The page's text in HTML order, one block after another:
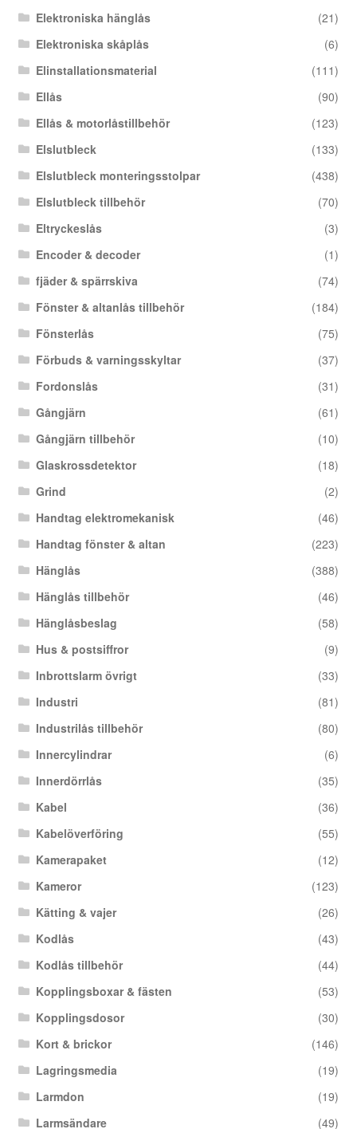
Elektroniska hänglås
(21)
Elektroniska skåplås
(6)
Elinstallationsmaterial
(111)
Ellås
(90)
Ellås & motorlåstillbehör
(123)
Elslutbleck
(133)
Elslutbleck monteringsstolpar
(438)
Elslutbleck tillbehör
(70)
Eltryckeslås
(3)
Encoder & decoder
(1)
fjäder & spärrskiva
(74)
Fönster & altanlås tillbehör
(184)
Fönsterlås
(75)
Förbuds & varningsskyltar
(37)
Fordonslås
(31)
Gångjärn
(61)
Gångjärn tillbehör
(10)
Glaskrossdetektor
(18)
Grind
(2)
Handtag elektromekanisk
(46)
Handtag fönster & altan
(223)
Hänglås
(388)
Hänglås tillbehör
(46)
Hänglåsbeslag
(58)
Hus & postsiffror
(9)
Inbrottslarm övrigt
(33)
Industri
(81)
Industrilås tillbehör
(80)
Innercylindrar
(6)
Innerdörrlås
(35)
Kabel
(36)
Kabelöverföring
(55)
Kamerapaket
(12)
Kameror
(123)
Kätting & vajer
(26)
Kodlås
(43)
Kodlås tillbehör
(44)
Kopplingsboxar & fästen
(53)
Kopplingsdosor
(30)
Kort & brickor
(146)
Lagringsmedia
(19)
Larmdon
(19)
Larmsändare
(49)